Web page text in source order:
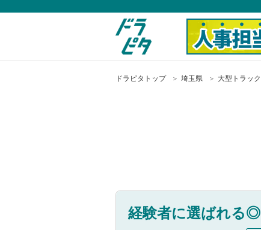
ドラピタトップ 埼玉県 大型トラッ
経験者に選ばれる